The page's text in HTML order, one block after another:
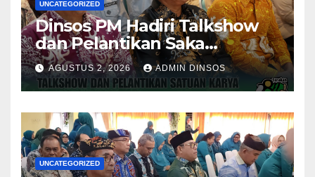
UNCATEGORIZED
Dinsos PM Hadiri Talkshow
dan Pelantikan Saka
Pramuka Anti Narkotika Kota
Tarakan
AGUSTUS 2, 2026 ADMIN DINSOS
UNCATEGORIZED